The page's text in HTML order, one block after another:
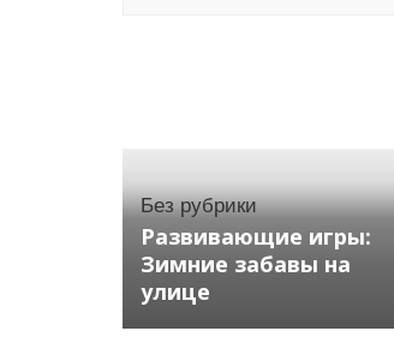
Без рубрики
Развивающие игры:
Зимние забавы на
улице